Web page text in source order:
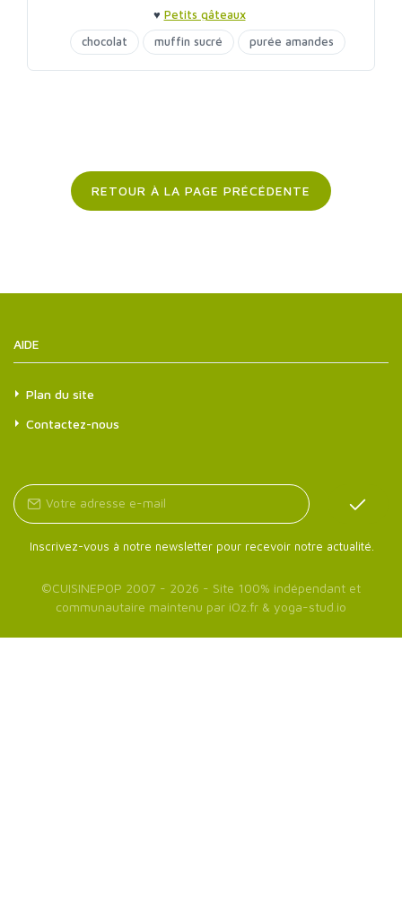
♥ Petits gâteaux
chocolat
muffin sucré purée amandes
RETOUR À LA PAGE PRÉCÉDENTE
AIDE
Plan du site
Contactez-nous
Inscrivez-vous à notre newsletter pour recevoir notre actualité.
©CUISINEPOP 2007 - 2026 - Site 100% indépendant et
communautaire maintenu par iOz.fr & yoga-stud.io